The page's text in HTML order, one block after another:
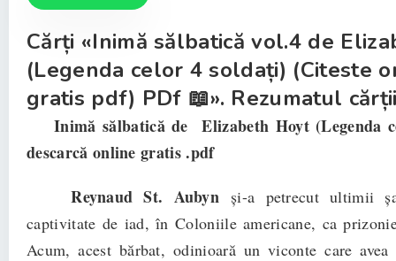
Cărți «Inimă sălbatică vol.4 de
(Legenda celor 4 soldați) (Citeste
gratis pdf) PDf 📖». Rezumatul
Inimă sălbatică de Elizabeth Hoyt (Legenda
descarcă online gratis .pdf
Reynaud St. Aubyn și-a petrecut ultimii
captivitate de iad, în Coloniile americane, ca
Acum, acest bărbat, odinioară un viconte care